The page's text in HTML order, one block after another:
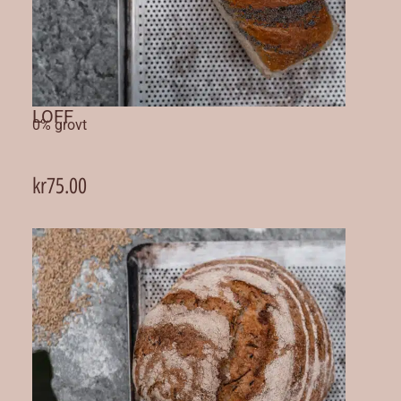
LOFF
0% grovt
kr75.00